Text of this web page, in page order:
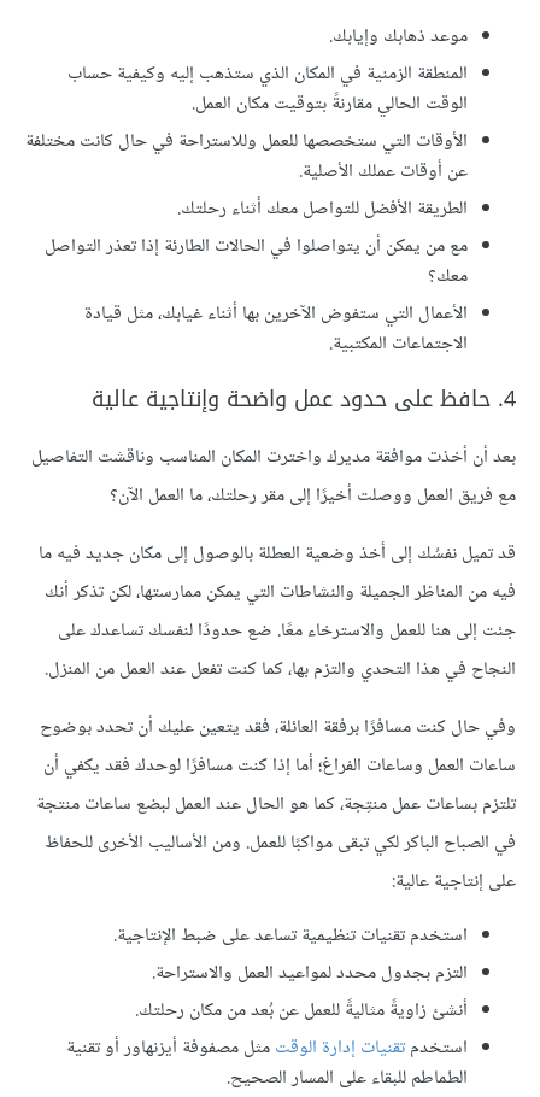
موعد ذهابك وإيابك.
المنطقة الزمنية في المكان الذي ستذهب إليه وكيفية حساب
الوقت الحالي مقارنةً بتوقيت مكان العمل.
الأوقات التي ستخصصها للعمل وللاستراحة في حال كانت مختلفة
عن أوقات عملك الأصلية.
الطريقة الأفضل للتواصل معك أثناء رحلتك.
مع من يمكن أن يتواصلوا في الحالات الطارئة إذا تعذر التواصل
معك؟
الأعمال التي ستفوض الآخرين بها أثناء غيابك، مثل قيادة
الاجتماعات المكتبية.
4. حافظ على حدود عمل واضحة وإنتاجية عالية
بعد أن أخذت موافقة مديرك واخترت المكان المناسب وناقشت التفاصيل
مع فريق العمل ووصلت أخيرًا إلى مقر رحلتك، ما العمل الآن؟
قد تميل نفسُك إلى أخذ وضعية العطلة بالوصول إلى مكان جديد فيه ما
فيه من المناظر الجميلة والنشاطات التي يمكن ممارستها، لكن تذكر أنك
جئت إلى هنا للعمل والاسترخاء معًا. ضع حدودًا لنفسك تساعدك على
النجاح في هذا التحدي والتزم بها، كما كنت تفعل عند العمل من المنزل.
وفي حال كنت مسافرًا برفقة العائلة، فقد يتعين عليك أن تحدد بوضوح
ساعات العمل وساعات الفراغ؛ أما إذا كنت مسافرًا لوحدك فقد يكفي أن
تلتزم بساعات عمل منتِجة، كما هو الحال عند العمل لبضع ساعات منتجة
في الصباح الباكر لكي تبقى مواكبًا للعمل. ومن الأساليب الأخرى للحفاظ
على إنتاجية عالية:
استخدم تقنيات تنظيمية تساعد على ضبط الإنتاجية.
التزم بجدول محدد لمواعيد العمل والاستراحة.
أنشئ زاويةً مثاليةً للعمل عن بُعد من مكان رحلتك.
استخدمتقنيات إدارة الوقتمثل مصفوفة أيزنهاور أو تقنية
الطماطم للبقاء على المسار الصحيح.